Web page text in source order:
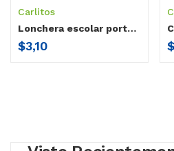
Carlitos
Lonchera escolar porta tomatodo Carlitos
$3,10 $